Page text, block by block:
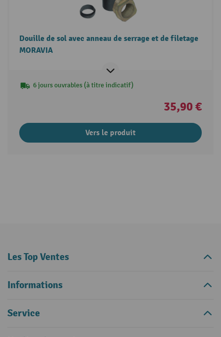
Douille de sol avec anneau de serrage et de filetage
MORAVIA
6 jours ouvrables (à titre indicatif)
35,90 €
Vers le produit
Les Top Ventes
Informations
Service